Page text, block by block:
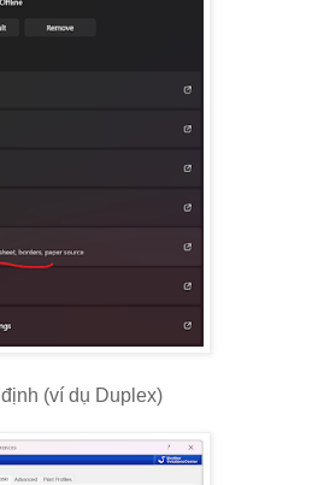
(ví dụ Duplex)